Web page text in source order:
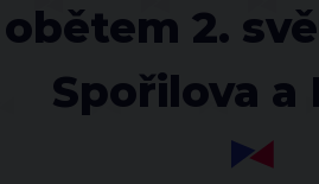
2.
Spořilova a